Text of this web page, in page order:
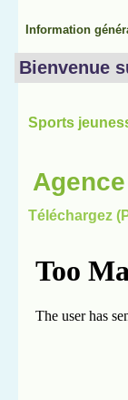
Information
Bienvenue
Sports
Téléchargez